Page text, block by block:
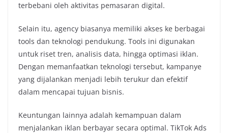
terbebani oleh aktivitas pemasaran digital.
Selain itu, agency biasanya memiliki akses ke berbagai
tools dan teknologi pendukung. Tools ini digunakan
untuk riset tren, analisis data, hingga optimasi iklan.
Dengan memanfaatkan teknologi tersebut, kampanye
yang dijalankan menjadi lebih terukur dan efektif
dalam mencapai tujuan bisnis.
Keuntungan lainnya adalah kemampuan dalam
menjalankan iklan berbayar secara optimal. TikTok Ads